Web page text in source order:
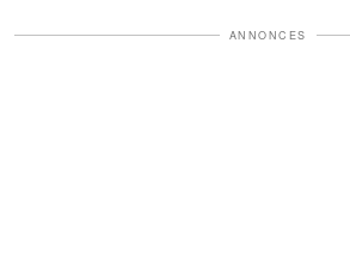
ANNONCES